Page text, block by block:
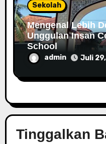
Sekolah
Mengenal Lebih
Unggulan Insan
School
admin Juli
Tinggalkan